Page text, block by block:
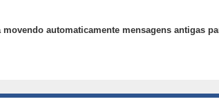
movendo automaticamente mensagens antigas